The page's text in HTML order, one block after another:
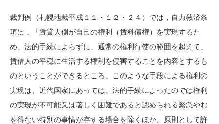
裁判例（札幌地裁平成１１・１２・２４）では，自力救済条
項は，「賃貸人側が自己の権利（賃料債権）を実現するた
め、法的手続によらずに、通常の権利行使の範囲を超えて、
賃借人の平穏に生活する権利を侵害することを内容とするも
のということができるところ、このような手段による権利の
実現は、近代国家にあっては、法的手続によったのでは権利
の実現が不可能又は著しく困難であると認められる緊急やむ
を得ない特別の事情が存する場合を除くほか、原則として許